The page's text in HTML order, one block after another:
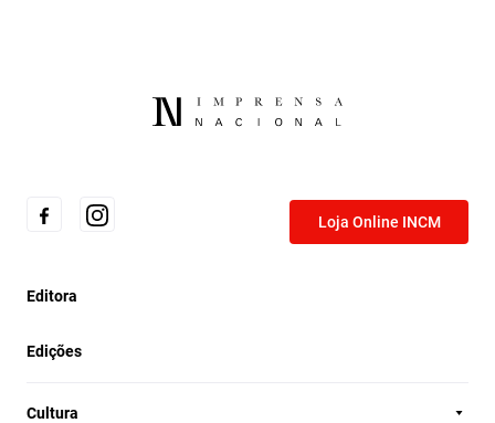
Loja Online INCM
Editora
Edições
Cultura